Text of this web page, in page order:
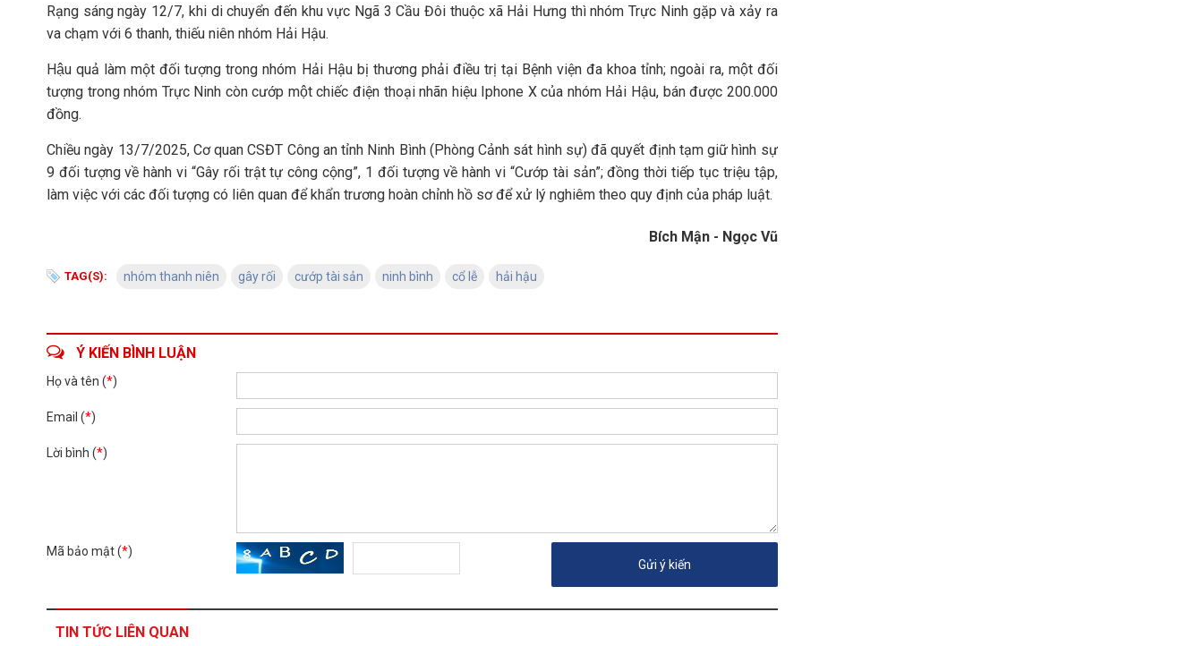
Rạng sáng ngày 12/7, khi di chuyển đến khu vực Ngã 3 Cầu Đôi thuộc xã Hải Hưng thì nhóm Trực Ninh gặp và xảy ra
va chạm với 6 thanh, thiếu niên nhóm Hải Hậu.
Hậu quả làm một đối tượng trong nhóm Hải Hậu bị thương phải điều trị tại Bệnh viện đa khoa tỉnh; ngoài ra, một đối
tượng trong nhóm Trực Ninh còn cướp một chiếc điện thoại nhãn hiệu Iphone X của nhóm Hải Hậu, bán được 200.000
đồng.
Chiều ngày 13/7/2025, Cơ quan CSĐT Công an tỉnh Ninh Bình (Phòng Cảnh sát hình sự) đã quyết định tạm giữ hình sự
9 đối tượng về hành vi “Gây rối trật tự công cộng”, 1 đối tượng về hành vi “Cướp tài sản”; đồng thời tiếp tục triệu tập,
làm việc với các đối tượng có liên quan để khẩn trương hoàn chỉnh hồ sơ để xử lý nghiêm theo quy định của pháp luật.
Bích Mận - Ngọc Vũ
TAG(S): nhóm thanh niên gây rối cướp tài sản ninh bình cổ lễ hải hậu
Ý KIẾN BÌNH LUẬN
Họ và tên (*)
Email (*)
Lời bình (*)
Mã bảo mật (*)
TIN TỨC LIÊN QUAN